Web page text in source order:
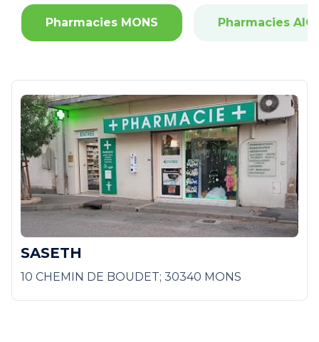
Pharmacies MONS Pharmacies
SASETH
10 CHEMIN DE BOUDET; 30340 MONS